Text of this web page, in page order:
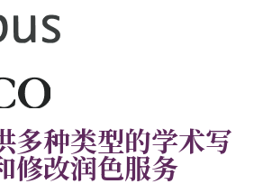
多种类型的学术写
修改润色服务